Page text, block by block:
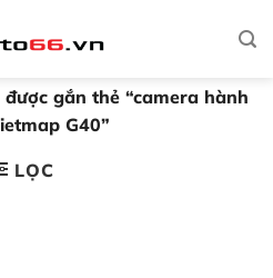
gắn thẻ “camera hành
G40”
LỌC